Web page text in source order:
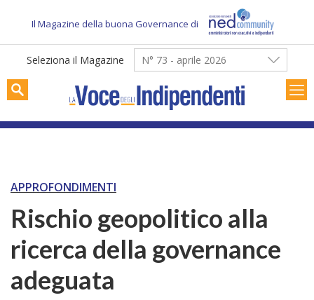
content
Il Magazine della buona Governance di
Seleziona il Magazine N° 73 - aprile 2026
APPROFONDIMENTI
Rischio geopolitico alla
ricerca della governance
adeguata